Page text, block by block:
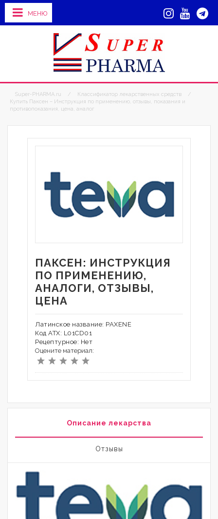
МЕНЮ
Super-PHARMA.ru / Классификатор лекарственных средств
/
Купить Паксен – Инструкция по применению, отзывы, показания и
противопоказания, цена, аналог
ПАКСЕН: ИНСТРУКЦИЯ
ПО ПРИМЕНЕНИЮ,
АНАЛОГИ, ОТЗЫВЫ,
ЦЕНА
Латинское название: PAXENE
Код АТХ: L01CD01
Рецептурное: Нет
Оцените материал:
Описание лекарства
Отзывы